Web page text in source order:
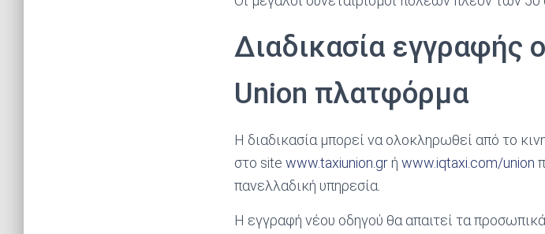
Διαδικασία εγγραφής
Union πλατφόρμα
Η διαδικασία μπορεί να ολοκληρωθεί από το
στο site www.taxiunion.gr ή www.iqtaxi.com/union
πανελλαδική υπηρεσία.
Η εγγραφή νέου οδηγού θα απαιτεί τα